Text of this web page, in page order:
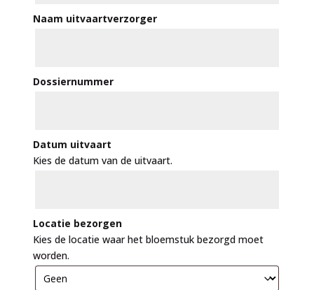
Naam uitvaartverzorger
Dossiernummer
Datum uitvaart
Kies de datum van de uitvaart.
Locatie bezorgen
Kies de locatie waar het bloemstuk bezorgd moet
worden.